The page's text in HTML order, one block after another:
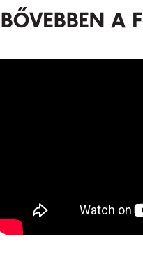
BŐVEBBEN A